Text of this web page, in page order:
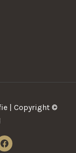
| Copyright ©